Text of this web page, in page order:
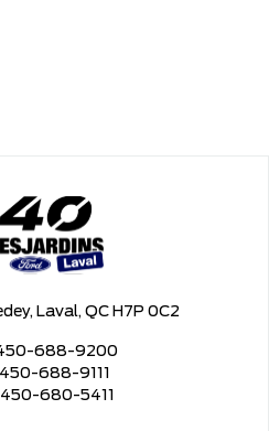
Laval, QC H7P 0C2
688-9200
450-688-9111
450-680-5411